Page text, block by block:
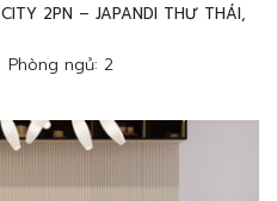
2PN – JAPANDI THƯ THÁI,
Phòng ngủ: 2